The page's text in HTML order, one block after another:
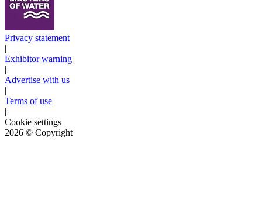
Privacy statement
|
Exhibitor warning
|
Advertise with us
|
Terms of use
|
Cookie settings
2026 © Copyright